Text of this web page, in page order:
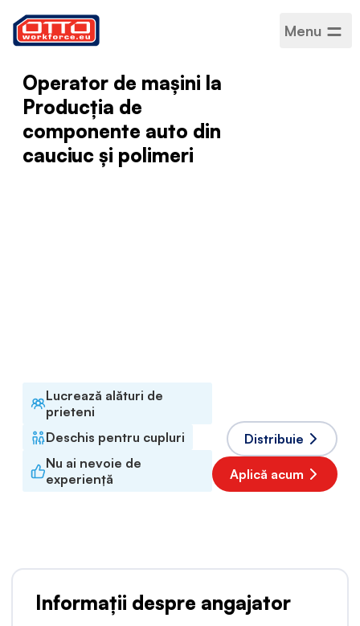
Menu
Operator de mașini la
Producția de
componente auto din
cauciuc și polimeri
Lucrează alături de
prieteni
Deschis pentru cupluri
Nu ai nevoie de
experiență
Distribuie
Aplică acum
Informații despre angajator